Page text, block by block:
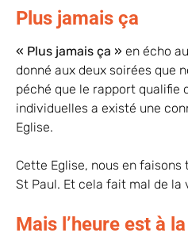
Plus jamais ça
« Plus jamais ça » en écho
donné aux deux soirées que
péché que le rapport qualifie
individuelles a existé une
Eglise.
Cette Eglise, nous en
St Paul. Et cela fait mal de la
Mais l’heure est à